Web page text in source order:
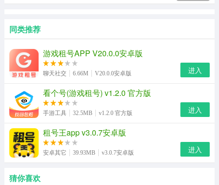
同类推荐
游戏租号APP V20.0.0安卓版
聊天社交 6.66M V20.0.0安卓版 进入
看个号(游戏租号) v1.2.0 官方版
手游工具 32.5MB v1.2.0 官方版 进入
租号王app v3.0.7安卓版
安卓其它 39.93MB v3.0.7安卓版 进入
猜你喜欢